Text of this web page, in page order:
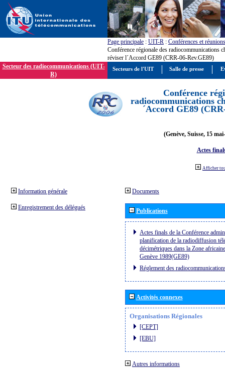
Page principale : UIT-R : Conférences et réunions
Conférence régionale des radiocommunications
réviser l´Accord GE89 (CRR-06-Rev.GE89)
Secteur des radiocommunications (UIT-
R)
Conférence
radiocommunications
´Accord GE89
(Genève, Suisse, 15
Actes
Afficher
Information générale
Enregistrement des délégués
Documents
Publications
Actes finals de la Conférence
planification de la radiodiffusion
décimétriques dans la Zone
Genève 1989(GE89)
Réglement des
Activités connexes
Organisations Régionales
[CEPT]
[EBU]
Autres informations
Secteurs de l'UIT Salle de presse